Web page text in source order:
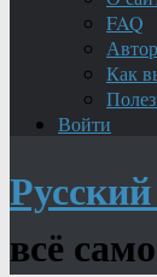
FAQ
Как
Войти
всё